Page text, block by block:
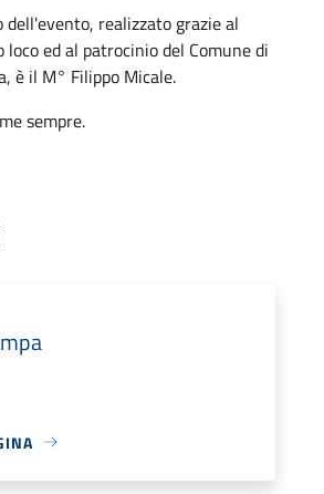
realizzato grazie al
loco ed al patrocinio del Comune di
è il M° Filippo Micale.
sempre.